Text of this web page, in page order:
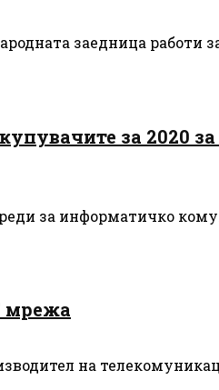
заедница работи
за 2020
за информатичко
мрежа
на